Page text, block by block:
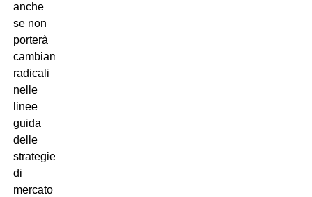
anche
se non
porterà
cambiamenti
radicali
nelle
linee
guida
delle
strategie
di
mercato